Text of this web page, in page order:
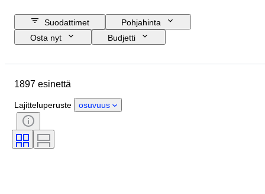
Suodattimet
Pohjahinta
Osta nyt
Budjetti
Materiaali
Tyylisuuntaus
Väri
Vaatekoko
Esineen koko
Kuosi
1897 esinettä
Lajitteluperuste osuvuus